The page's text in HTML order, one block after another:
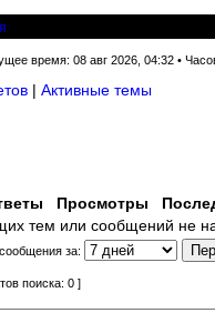
время: 08 авг 2026, 04:32 •
| Активные темы
Просмотры
тем или сообщений не
за:
поиска: 0 ]